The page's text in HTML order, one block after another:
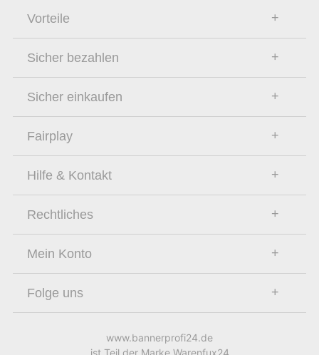
Vorteile
Sicher bezahlen
Sicher einkaufen
Fairplay
Hilfe & Kontakt
Rechtliches
Mein Konto
Folge uns
www.bannerprofi24.de